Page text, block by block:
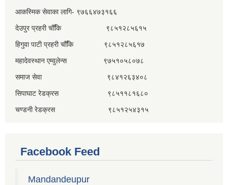
आकस्मिक सेवाका लागि- ९७६६४७३१६६
देउपुर प्रहरी चौँकि ९८५१२८५६१५
हिगुवा पाटी प्रहरी चौँकि ९८५१२८५६१७
महादेवस्थान एम्वुलेन्स ९७५१०५८०७८
समाज सेवा ९८४१२६३४०८
सिपाघाट रेडक्रस ९८५११८१६८०
चण्डनी रेडक्रस ९८५१२५४३१५
Facebook Feed
Mandandeupur